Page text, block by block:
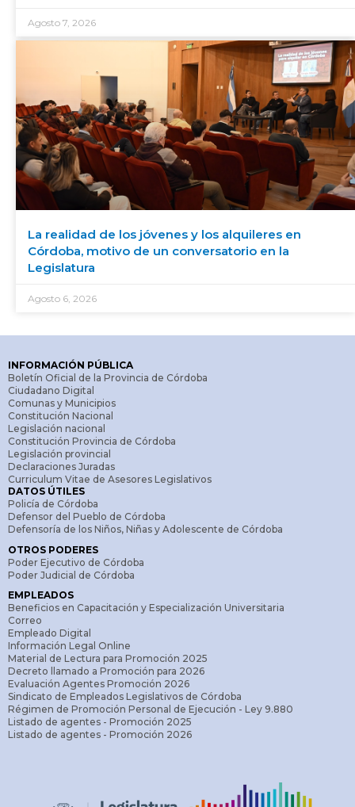
Agosto 7, 2026
La realidad de los jóvenes y los alquileres en
Córdoba, motivo de un conversatorio en la
Legislatura
Agosto 6, 2026
INFORMACIÓN PÚBLICA
Boletín Oficial de la Provincia de Córdoba
Ciudadano Digital
Comunas y Municipios
Constitución Nacional
Legislación nacional
Constitución Provincia de Córdoba
Legislación provincial
Declaraciones Juradas
Curriculum Vitae de Asesores Legislativos
DATOS ÚTILES
Policía de Córdoba
Defensor del Pueblo de Córdoba
Defensoría de los Niños, Niñas y Adolescente de Córdoba
OTROS PODERES
Poder Ejecutivo de Córdoba
Poder Judicial de Córdoba
EMPLEADOS
Beneficios en Capacitación y Especialización Universitaria
Correo
Empleado Digital
Información Legal Online
Material de Lectura para Promoción 2025
Decreto llamado a Promoción para 2026
Evaluación Agentes Promoción 2026
Sindicato de Empleados Legislativos de Córdoba
Régimen de Promoción Personal de Ejecución - Ley 9.880
Listado de agentes - Promoción 2025
Listado de agentes - Promoción 2026